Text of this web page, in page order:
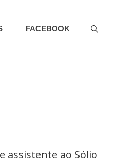
FACEBOOK
assistente ao Sólio